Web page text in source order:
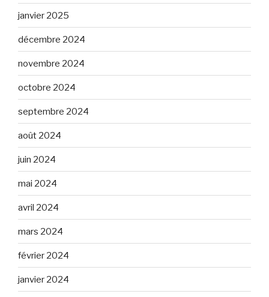
janvier 2025
décembre 2024
novembre 2024
octobre 2024
septembre 2024
août 2024
juin 2024
mai 2024
avril 2024
mars 2024
février 2024
janvier 2024